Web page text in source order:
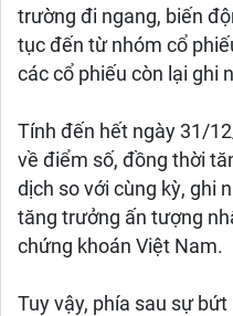
trường đi ngang, biến
tục đến từ nhóm cổ
các cổ phiếu còn lại ghi
Tính đến hết ngày 31/
về điểm số, đồng thời
dịch so với cùng kỳ, ghi
tăng trưởng ấn tượng
chứng khoán Việt Nam.
Tuy vậy, phía sau sự